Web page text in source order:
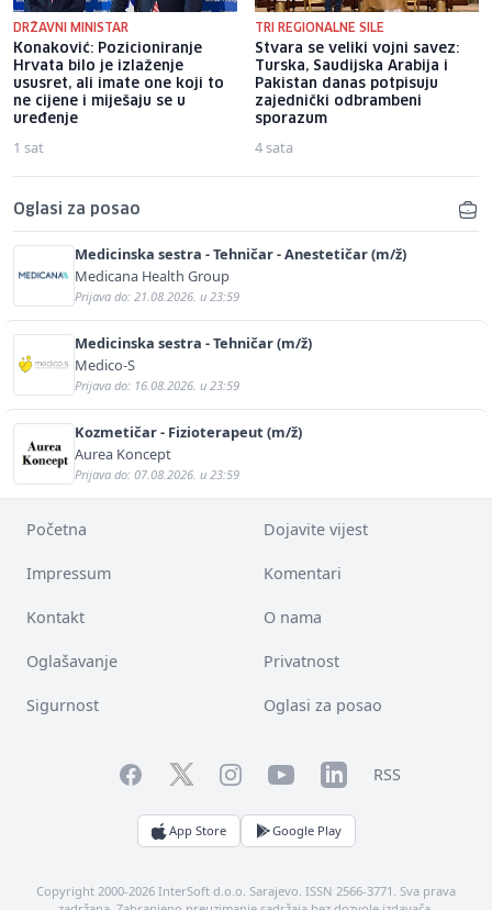
DRŽAVNI MINISTAR
Konaković: Pozicioniranje
Hrvata bilo je izlaženje
ususret, ali imate one koji to
ne cijene i miješaju se u
uređenje
1 sat
TRI REGIONALNE SILE
Stvara se veliki vojni savez:
Turska, Saudijska Arabija i
Pakistan danas potpisuju
zajednički odbrambeni
sporazum
4 sata
Oglasi za posao
Medicinska sestra - Tehničar - Anestetičar (m/ž)
Medicana Health Group
Prijava do: 21.08.2026. u 23:59
Medicinska sestra - Tehničar (m/ž)
Medico-S
Prijava do: 16.08.2026. u 23:59
Kozmetičar - Fizioterapeut (m/ž)
Aurea Koncept
Prijava do: 07.08.2026. u 23:59
Početna Dojavite vijest
Impressum Komentari
Kontakt O nama
Oglašavanje Privatnost
Sigurnost Oglasi za posao
FacebookTwitterInstagramYouTubeLinkedInRSS
App Store Google Play
Copyright 2000-2026 InterSoft d.o.o. Sarajevo. ISSN 2566-3771. Sva prava